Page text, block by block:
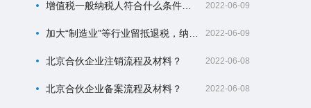
2022-06-09
2022-06-09
北京合伙企业注销流程及材料？ 2022-06-08
北京合伙企业备案流程及材料？ 2022-06-08